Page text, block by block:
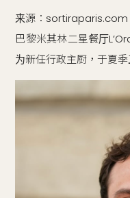
来源：sortiraparis.com
巴黎米其林二星餐厅
为新任行政主厨，于夏